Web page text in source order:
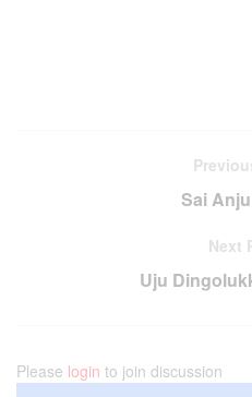
Sai
Next
Uju
Please login to join discussion